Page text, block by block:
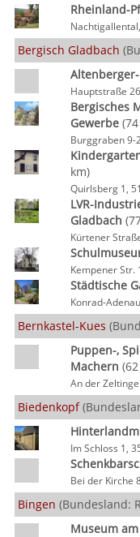
Rheinland-
Bergisch Gladbach
Hauptstraße
Bergisches
Gewerbe(74
Burggraben 9-
km)
Quirlsberg 1,
LVR-
Gladbach
Kürtener
Kempener Str.
Städtische
Konrad-
Bernkastel-Kues
Puppen-,
Machern
An der
Biedenkopf
Im Schloss 1,
Bei der Kirche
Bingen (Bundesland:
Museum